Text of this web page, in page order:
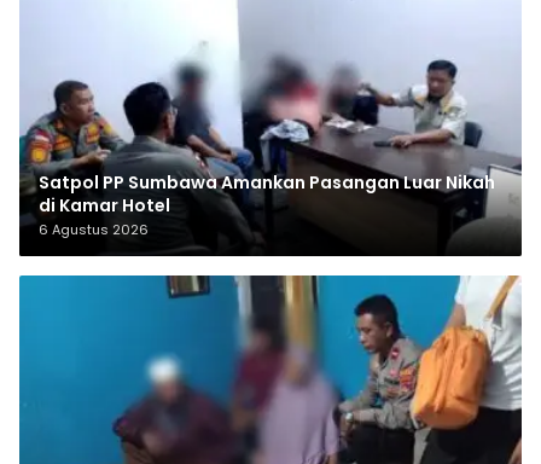
Satpol PP Sumbawa Amankan Pasangan Luar Nikah
di Kamar Hotel
6 Agustus 2026